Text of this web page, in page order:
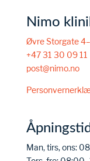
Nimo
Øvre Storgate
+47 31 30 09 11
post@nimo.no
Man, tirs, ons: